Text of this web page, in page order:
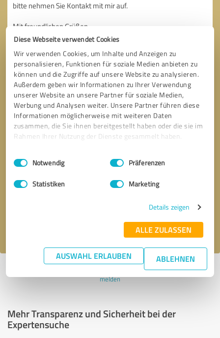
Diese Webseite verwendet Cookies
Wir verwenden Cookies, um Inhalte und Anzeigen zu
personalisieren, Funktionen für soziale Medien anbieten zu
können und die Zugriffe auf unsere Website zu analysieren.
Außerdem geben wir Informationen zu Ihrer Verwendung
unserer Website an unsere Partner für soziale Medien,
Werbung und Analysen weiter. Unsere Partner führen diese
Informationen möglicherweise mit weiteren Daten
zusammen, die Sie ihnen bereitgestellt haben oder die sie im
Rahmen Ihrer Nutzung der Dienste gesammelt haben.
Impressum Datenschutzbestimmungen
Einwilligungsauswahl
Notwendig Präferenzen
Statistiken Marketing
Details zeigen
ALLE ZULASSEN
AUSWAHL ERLAUBEN ABLEHNEN
Datenschutzbestimmungen zu.
Letzte Aktualisierung: 18.11.2025|Profil
melden
Mehr Transparenz und Sicherheit bei der
Expertensuche